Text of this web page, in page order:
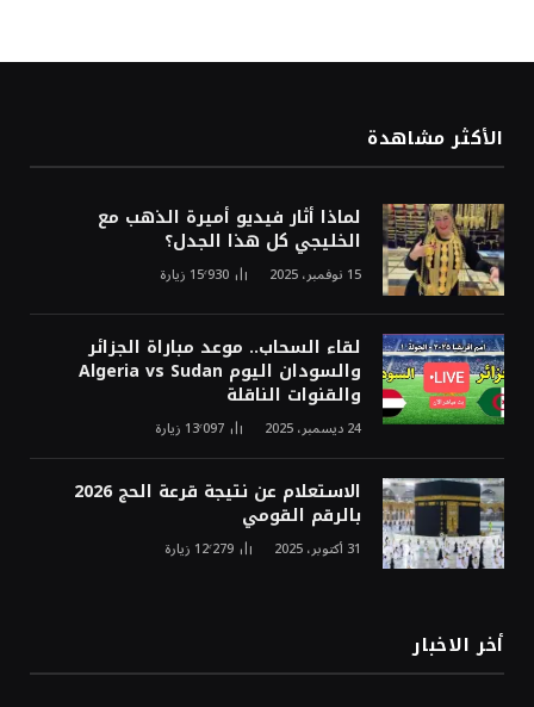
الأكثر مشاهدة
لماذا أثار فيديو أميرة الذهب مع
الخليجي كل هذا الجدل؟
15 نوفمبر، 2025 15٬930 زيارة
لقاء السحاب.. موعد مباراة الجزائر
والسودان اليوم Algeria vs Sudan
والقنوات الناقلة
24 ديسمبر، 2025 13٬097 زيارة
الاستعلام عن نتيجة قرعة الحج 2026
بالرقم القومي
31 أكتوبر، 2025 12٬279 زيارة
أخر الاخبار